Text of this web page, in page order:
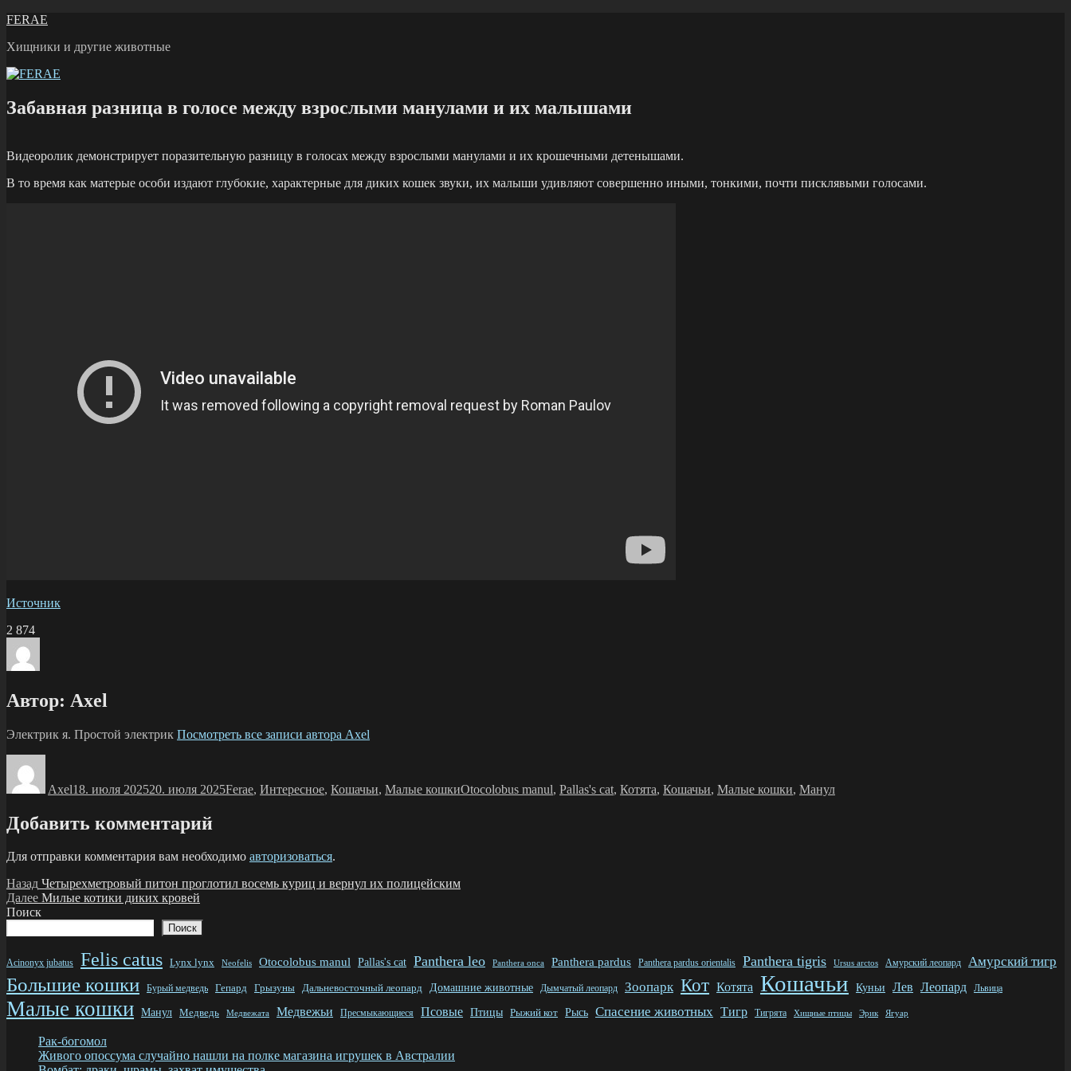
Перейти
содержимому
FERAE
Хищники и другие животные
Забавная разница в голосе между взрослыми манулами и их малышами
Видеоролик демонстрирует поразительную разницу в голосах между взрослыми манулами и их крошечными детенышами.
В то время как матерые особи издают глубокие, характерные для диких кошек звуки, их малыши удивляют совершенно иными, тонкими, почти писклявыми голосами.
Источник
2 874
Автор: Axel
Электрик я. Простой электрик Посмотреть все записи автора Axel
Axel18. июля 202520. июля 2025Ferae, Интересное, Кошачьи, Малые кошкиOtocolobus manul, Pallas's cat, Котята, Кошачьи, Малые кошки, Манул
Добавить комментарий
Для отправки комментария вам необходимо авторизоваться.
Навигация
по
Назад Предыдущая
запись:
Четырехметровый питон проглотил восемь куриц и вернул их полицейским
Далее Следующая
запись:
Милые котики диких кровей
Поиск
Поиск
Acinonyx jubatus Felis catus Lynx lynx Neofelis Otocolobus manul Pallas's cat Panthera leo Panthera onca Panthera pardus Panthera pardus orientalis Panthera tigris Ursus arctos Амурский леопард Амурский тигр
Большие кошки Бурый медведь Гепард Грызуны Дальневосточный леопард Домашние животные Дымчатый леопард Зоопарк Кот Котята Кошачьи Куньи Лев Леопард Львица
Малые кошки Манул Медведь Медвежата Медвежьи Пресмыкающиеся Псовые Птицы Рыжий кот Рысь Спасение животных Тигр Тигрята Хищные птицы Эрик Ягуар
Рак-богомол
Живого опоссума случайно нашли на полке магазина игрушек в Австралии